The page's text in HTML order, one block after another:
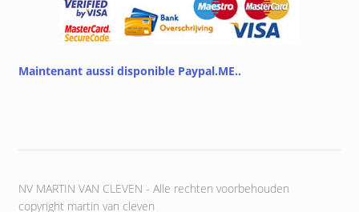
Maintenant aussi disponible Paypal.ME..
NV MARTIN VAN CLEVEN - Alle rechten voorbehouden
copyright martin van cleven